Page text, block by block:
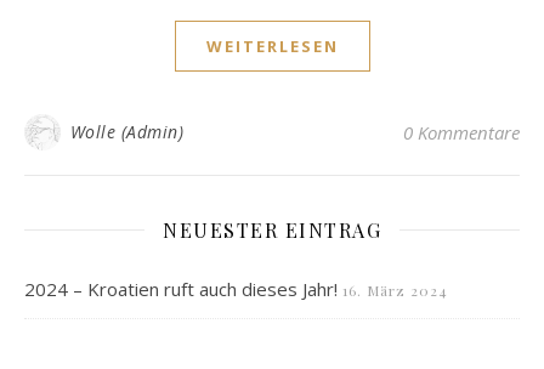
WEITERLESEN
Wolle (Admin) 0 Kommentare
NEUESTER EINTRAG
2024 – Kroatien ruft auch dieses Jahr! 16. März 2024